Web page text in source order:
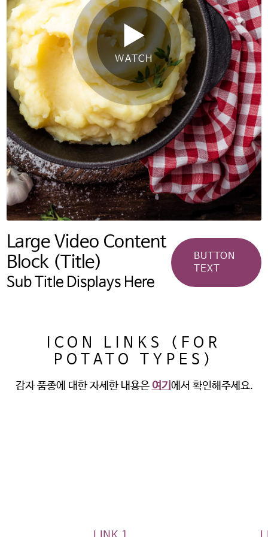
지지 않습니다.
계속하려면 ‘확인’을 클릭하고,
사용 중인 potatoesusa-
korea.com 으로 돌아가려면
‘취소’를 눌러주시길 바랍니다.
OK CANCEL
WATCH
Large Video Content
Block (Title)
Sub Title Displays Here
BUTTON
TEXT
ICON LINKS (FOR
POTATO TYPES)
감자 품종에 대한 자세한 내용은 여기 에서 확인해주세요.